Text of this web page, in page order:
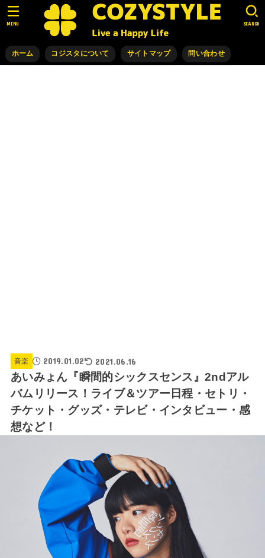
ホーム コジスタについて サイトマップ 問い合わせ
SEARCH
MENU
音楽 2019.01.02 2021.06.16
あいみょん『瞬間的シックスセンス』2ndアル
バムリリース！ライブ＆ツアー日程・セトリ・
チケット・グッズ・テレビ・インタビュー・感
想など！